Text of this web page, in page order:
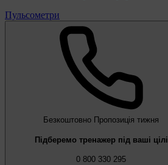
Пульсометри
Безкоштовно Пропозиція тижня
Підберемо тренажер під ваші цілі
0 800 330 295